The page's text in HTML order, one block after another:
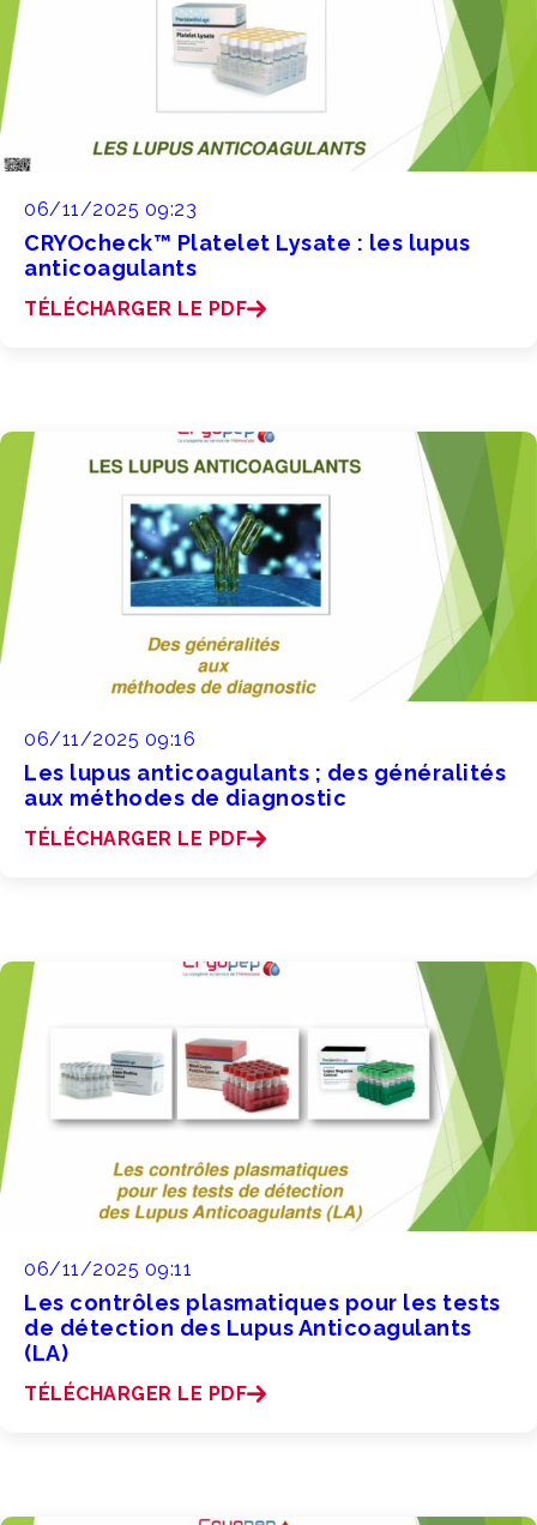
06/11/2025 09:23
CRYOcheck™ Platelet Lysate : les lupus
anticoagulants
TÉLÉCHARGER LE PDF
06/11/2025 09:16
Les lupus anticoagulants ; des généralités
aux méthodes de diagnostic
TÉLÉCHARGER LE PDF
06/11/2025 09:11
Les contrôles plasmatiques pour les tests
de détection des Lupus Anticoagulants
(LA)
TÉLÉCHARGER LE PDF